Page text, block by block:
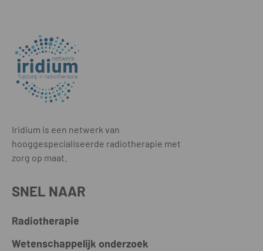
Iridium is een netwerk van
hooggespecialiseerde radiotherapie met
zorg op maat.
SNEL NAAR
Radiotherapie
Wetenschappelijk onderzoek